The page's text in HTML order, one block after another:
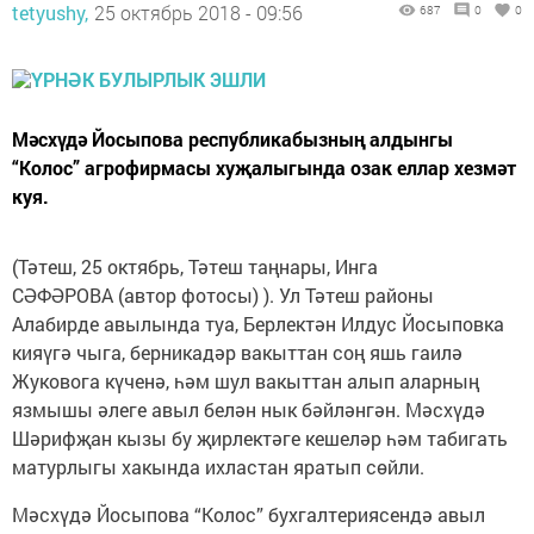
tetyushy, 25 октябрь 2018 - 09:56 687 0 0
Мәсхүдә Йосыпова республикабызның алдынгы
“Колос” агрофирмасы хуҗалыгында озак еллар хезмәт
куя.
(Тәтеш, 25 октябрь, Тәтеш таңнары, Инга
СӘФӘРОВА (автор фотосы) ). Ул Тәтеш районы
Алабирде авылында туа, Берлектән Илдус Йосыповка
кияүгә чыга, берникадәр вакыттан соң яшь гаилә
Жуковога күченә, һәм шул вакыттан алып аларның
язмышы әлеге авыл белән нык бәйләнгән. Мәсхүдә
Шәрифҗан кызы бу җирлектәге кешеләр һәм табигать
матурлыгы хакында ихластан яратып сөйли.
Мәсхүдә Йосыпова “Ко­лос” бухгалтериясен­дә авыл